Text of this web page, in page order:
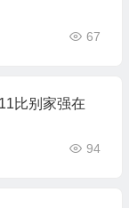
67
比别家强在
94